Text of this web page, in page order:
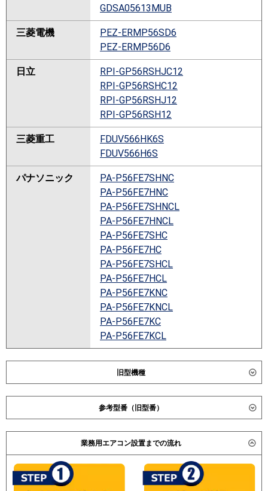
GDSA05613MUB
三菱電機
PEZ-ERMP56SD6
PEZ-ERMP56D6
日立
RPI-GP56RSHJC12
RPI-GP56RSHC12
RPI-GP56RSHJ12
RPI-GP56RSH12
三菱重工
FDUV566HK6S
FDUV566H6S
パナソニック
PA-P56FE7SHNC
PA-P56FE7HNC
PA-P56FE7SHNCL
PA-P56FE7HNCL
PA-P56FE7SHC
PA-P56FE7HC
PA-P56FE7SHCL
PA-P56FE7HCL
PA-P56FE7KNC
PA-P56FE7KNCL
PA-P56FE7KC
PA-P56FE7KCL
旧型機種
ダイキン
東芝
ADSA05657JM
ADSA05657M
RDSA05633JM
RDSA05633M
RDSA05633JMU
参考型番（旧型番）
三菱重工 FDUVP564HAG4AG / FDUVP564HAG4AG /
FDUVP564HKAG4AG / 日立 RPI-GP56RSHC / RPI-
AP56SHC2 / RPI-AP56SH2 / RPI-AP56GHC2 / 三菱電機
PEZ-ERMP56DK / PEZ-ERP56SDE / PEZ-ERP56DE / 東
業務用エアコン設置までの流れ